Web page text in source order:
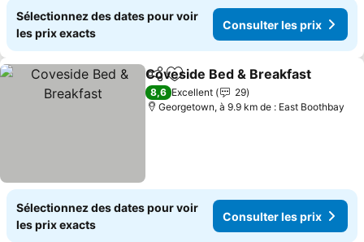
Sélectionnez des dates pour voir
les prix exacts
Consulter les prix
PartagerAjouter à mes favoris
Coveside Bed & Breakfast
8,6 Excellent
29
Georgetown, à 9.9 km de : East Boothbay
Sélectionnez des dates pour voir
les prix exacts
Consulter les prix